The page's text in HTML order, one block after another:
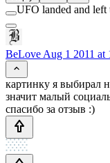
UFO landed and left
BeLove Aug 1 2011 at
картинку я выбирал
значит малый
спасибо за отзыв :)